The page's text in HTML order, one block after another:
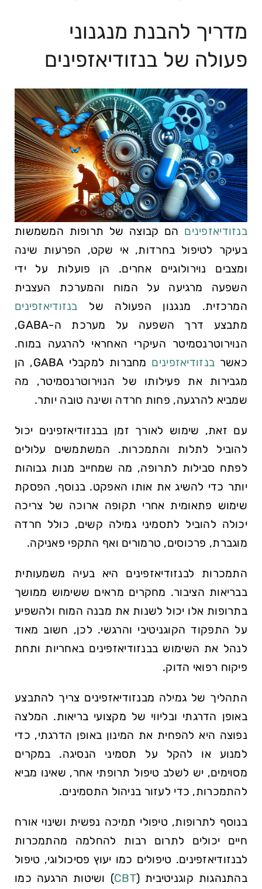
מדריך להבנת מנגנוני
פעולה של בנזודיאזפינים
בנזודיאזפינים הם קבוצה של תרופות המשמשות
בעיקר לטיפול בחרדות, אי שקט, הפרעות שינה
ומצבים נוירולוגיים אחרים. הן פועלות על ידי
השפעה מרגיעה על המוח והמערכת העצבית
המרכזית. מנגנון הפעולה של בנזודיאזפינים
מתבצע דרך השפעה על מערכת ה-GABA,
הנוירוטרנסמיטר העיקרי האחראי להרגעה במוח.
כאשר בנזודיאזפינים
מחברות למקבלי GABA, הן
מגבירות את פעילותו של הנוירוטרנסמיטר, מה
שמביא להרגעה, פחות חרדה ושינה טובה יותר.
עם זאת, שימוש לאורך זמן בבנזודיאזפינים יכול
להוביל לתלות והתמכרות. המשתמשים עלולים
לפתח סבילות לתרופה, מה שמחייב מנות גבוהות
יותר כדי להשיג את אותו האפקט. בנוסף, הפסקת
שימוש פתאומית אחרי תקופה ארוכה של צריכה
יכולה להוביל לתסמיני גמילה קשים, כולל חרדה
מוגברת, פרכוסים, טרמורים ואף התקפי פאניקה.
התמכרות לבנזודיאזפינים היא בעיה משמעותית
בבריאות הציבור. מחקרים מראים ששימוש ממושך
בתרופות אלו יכול לשנות את מבנה המוח ולהשפיע
על התפקוד הקוגניטיבי והרגשי. לכן, חשוב מאוד
לנהל את השימוש בבנזודיאזפינים באחריות ותחת
פיקוח רפואי הדוק.
התהליך של גמילה מבנזודיאזפינים צריך להתבצע
באופן הדרגתי ובליווי של מקצועי בריאות. המלצה
נפוצה היא להפחית את המינון באופן הדרגתי, כדי
למנוע או להקל על תסמיני הנסיגה. במקרים
מסוימים, יש לשלב טיפול תרופתי אחר, שאינו מביא
להתמכרות, כדי לעזור בניהול התסמינים.
בנוסף לתרופות, טיפולי תמיכה נפשית ושינוי אורח
חיים יכולים לתרום רבות להחלמה מהתמכרות
לבנזודיאזפינים. טיפולים כמו יעוץ פסיכולוגי, טיפול
בהתנהגות קוגניטיבית (CBT) ושיטות הרגעה כמו